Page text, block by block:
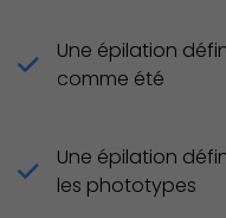
Une épilation
comme été
Une épilation
les phototypes